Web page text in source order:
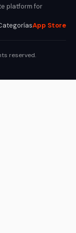
platform for
App Store
reserved.